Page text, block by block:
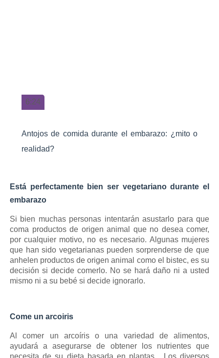
V
o
l
9
6:24
Antojos de comida durante el embarazo: ¿mito o
realidad?
Está perfectamente bien ser vegetariano durante el
embarazo
Si bien muchas personas intentarán asustarlo para que
coma productos de origen animal que no desea comer,
por cualquier motivo, no es necesario. Algunas mujeres
que han sido vegetarianas pueden sorprenderse de que
anhelen productos de origen animal como el bistec, es su
decisión si decide comerlo. No se hará daño ni a usted
mismo ni a su bebé si decide ignorarlo.
Come un arcoiris
Al comer un arcoíris o una variedad de alimentos,
ayudará a asegurarse de obtener los nutrientes que
necesita de su dieta basada en plantas Los diversos